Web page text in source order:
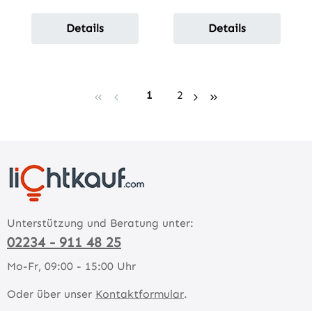
Details Details
Seite
1 Seite
2
Unterstützung und Beratung unter:
02234 - 911 48 25
Mo-Fr, 09:00 - 15:00 Uhr
Oder über unser Kontaktformular.